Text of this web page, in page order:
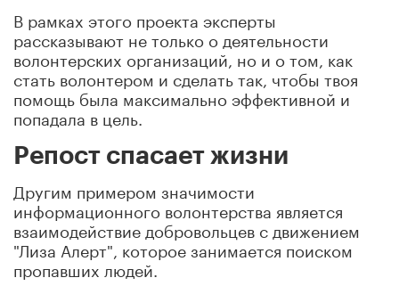
В рамках этого проекта эксперты
рассказывают не только о деятельности
волонтерских организаций, но и о том, как
стать волонтером и сделать так, чтобы твоя
помощь была максимально эффективной и
попадала в цель.
Репост спасает жизни
Другим примером значимости
информационного волонтерства является
взаимодействие добровольцев с движением
"Лиза Алерт", которое занимается поиском
пропавших людей.